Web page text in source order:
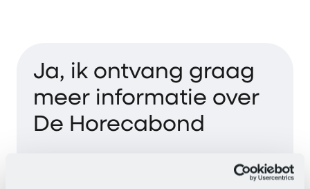
Ja, ik ontvang graag
meer informatie over
De Horecabond